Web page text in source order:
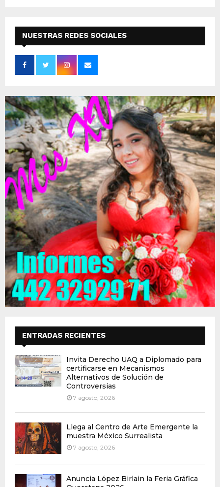
NUESTRAS REDES SOCIALES
ENTRADAS RECIENTES
Invita Derecho UAQ a Diplomado para
certificarse en Mecanismos
Alternativos de Solución de
Controversias
7 agosto, 2026
Llega al Centro de Arte Emergente la
muestra México Surrealista
7 agosto, 2026
Anuncia López Birlain la Feria Gráfica